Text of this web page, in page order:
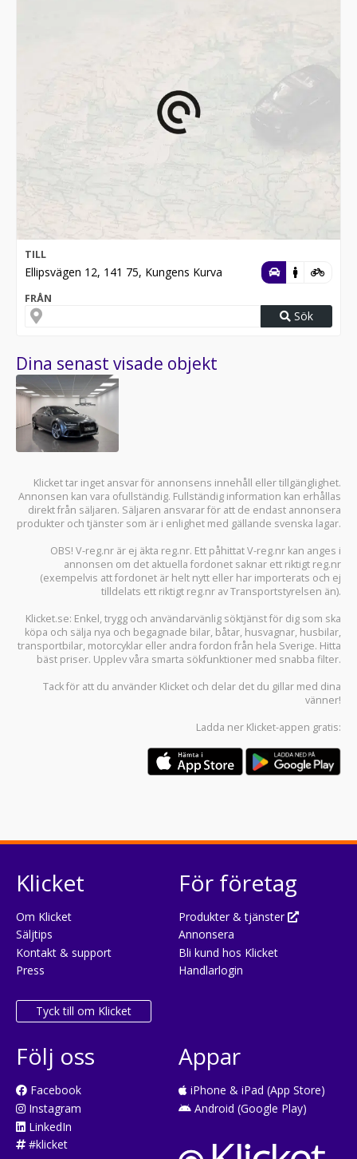
TILL
Ellipsvägen 12, 141 75, Kungens Kurva
FRÅN
Sök
Dina senast visade objekt
Klicket tar inget ansvar för annonsens innehåll eller tillgänglighet.
Annonsen kan vara ofullständig. Fullständig information kan erhållas
direkt från säljaren. Säljaren ansvarar för att de endast annonsera
produkter och tjänster som är i enlighet med gällande svenska lagar.
OBS! V-reg.nr är ej äkta reg.nr. Ett påhittat V-reg.nr kan anges i
annonsen om det aktuella fordonet saknar ett riktigt reg.nr
(exempelvis att fordonet är helt nytt eller har importerats och ej
tilldelats ett riktigt reg.nr av Transportstyrelsen än).
Klicket.se: Enkel, trygg och användarvänlig söktjänst för dig som ska
köpa och sälja nya och begagnade bilar, båtar, husvagnar, husbilar,
transportbilar, motorcyklar eller andra fordon från hela Sverige. Hitta
bäst priser. Upplev våra smarta sökfunktioner med snabba filter.
Tack för att du använder Klicket och delar det du gillar med dina
vänner!
Ladda ner Klicket-appen gratis:
Klicket
Om Klicket
Säljtips
Kontakt & support
Press
Tyck till om Klicket
För företag
Produkter & tjänster
Annonsera
Bli kund hos Klicket
Handlarlogin
Följ oss
Facebook
Instagram
LinkedIn
#klicket
Appar
iPhone & iPad (App Store)
Android (Google Play)